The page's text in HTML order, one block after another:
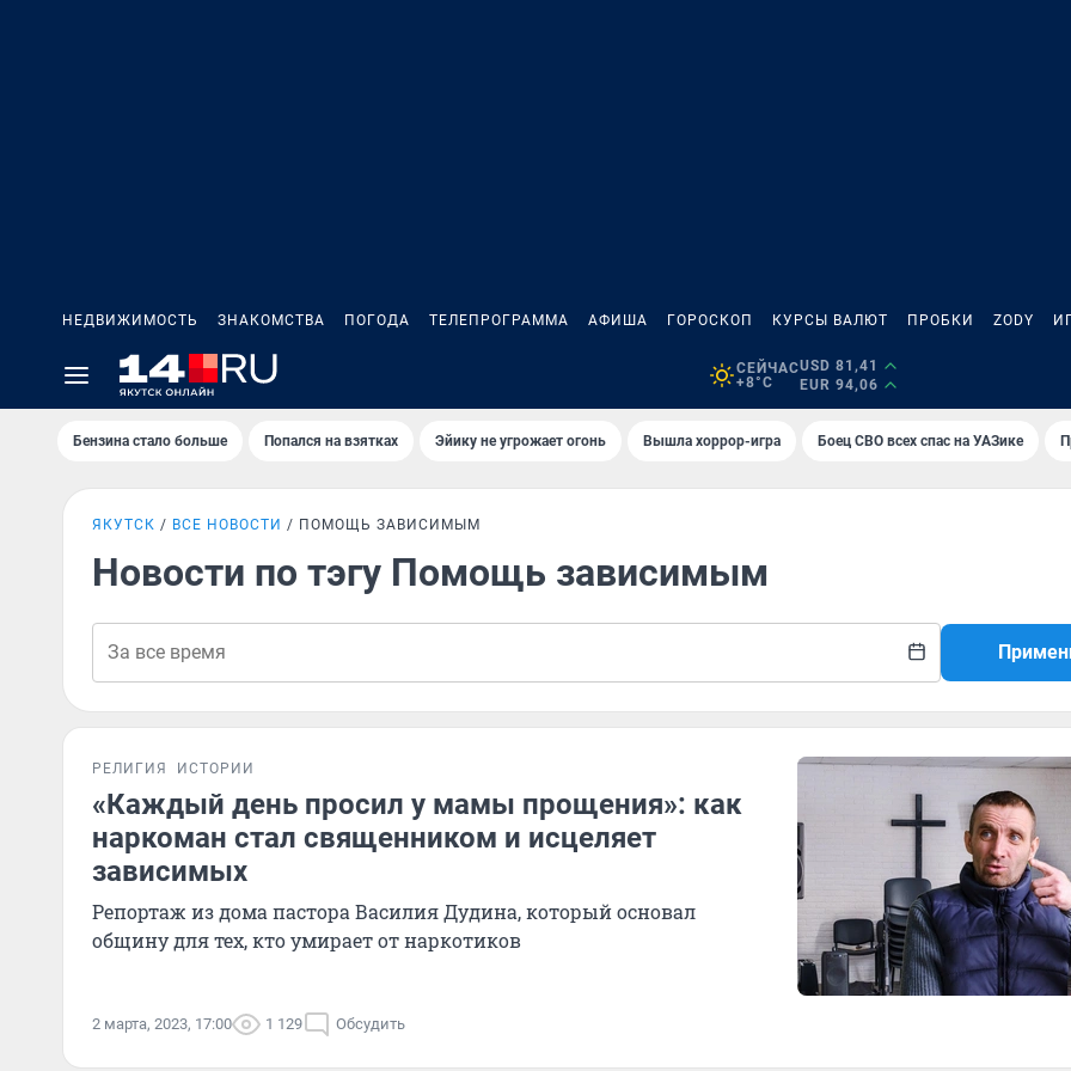
НЕДВИЖИМОСТЬ ЗНАКОМСТВА ПОГОДА ТЕЛЕПРОГРАММА АФИША ГОРОСКОП КУРСЫ ВАЛЮТ ПРОБКИ ZODY
СЕЙЧАС
+8°C
USD 81,41
EUR 94,06
Бензина стало больше Попался на взятках Эйику не угрожает огонь Вышла хоррор-игра Боец СВО всех спас на УАЗике
ЯКУТСК ВСЕ НОВОСТИ ПОМОЩЬ ЗАВИСИМЫМ
Новости по тэгу Помощь зависимым
РЕЛИГИЯ ИСТОРИИ
«Каждый день просил у мамы прощения»: как
наркоман стал священником и исцеляет
зависимых
Репортаж из дома пастора Василия Дудина, который основал
общину для тех, кто умирает от наркотиков
2 марта, 2023, 17:00 1 129 Обсудить